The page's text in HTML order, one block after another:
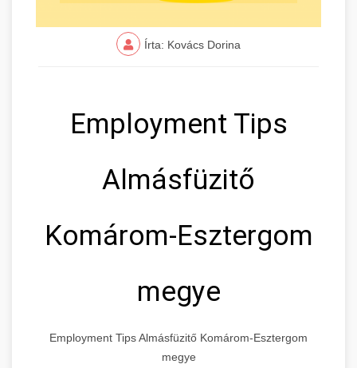
Írta: Kovács Dorina
Employment Tips
Almásfüzitő
Komárom-Esztergom
megye
Employment Tips Almásfüzitő Komárom-Esztergom
megye